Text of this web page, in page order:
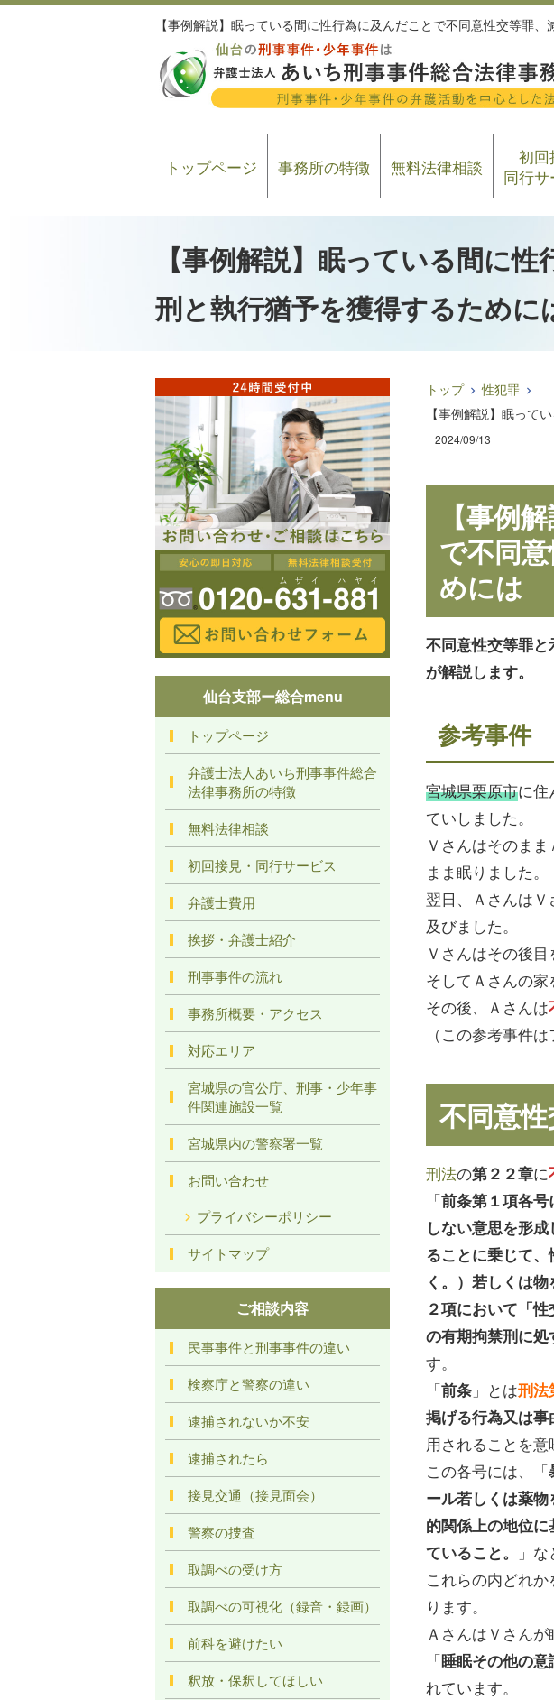
【事例解説】眠っている間に性行為に及んだことで不同意性交等罪
トップページ 事務所の特徴 無料法律相談
初回
同行サ
【事例解説】眠っている間に
刑と執行猶予を獲得するために
トップ
性犯罪
【事例解説】眠って
2024/09/13
【事例
で不同
めには
不同意性交等罪
が解説します。
参考事件
宮城県栗原市に住
ていしました。
Ｖさんはそのま
まま眠りました。
翌日、Ａさんは
及びました。
Ｖさんはその後
そしてＡさんの家
その後、Ａさんは
（この参考事件
不同意
刑法の第２２章に
「前条第１項各
しない意思を形
ることに乗じて
く。）若しくは
２項において「
の有期拘禁刑に処
す。
「前条 」とは刑法
掲げる行為又は
用されることを意
この各号には、「
ール若しくは薬物
的関係上の地位
ていること。
」
これらの内どれ
ります。
ＡさんはＶさんが
「睡眠その他の意
れています。
仙台支部ー総合menu
トップページ
弁護士法人あいち刑事事件総合
法律事務所の特徴
無料法律相談
初回接見・同行サービス
弁護士費用
挨拶・弁護士紹介
刑事事件の流れ
事務所概要・アクセス
対応エリア
宮城県の官公庁、刑事・少年事
件関連施設一覧
宮城県内の警察署一覧
お問い合わせ
プライバシーポリシー
サイトマップ
ご相談内容
民事事件と刑事事件の違い
検察庁と警察の違い
逮捕されないか不安
逮捕されたら
接見交通（接見面会）
警察の捜査
取調べの受け方
取調べの可視化（録音・録画）
前科を避けたい
釈放・保釈してほしい